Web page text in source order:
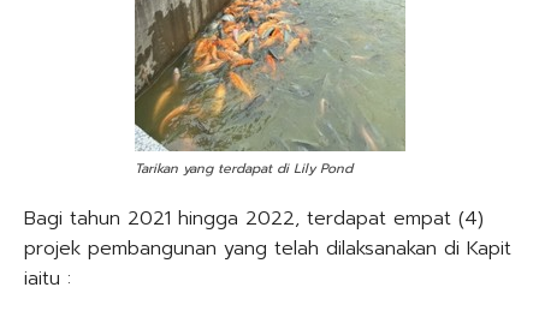
Tarikan yang terdapat di Lily Pond
Bagi tahun 2021 hingga 2022, terdapat empat (4)
projek pembangunan yang telah dilaksanakan di Kapit
iaitu :